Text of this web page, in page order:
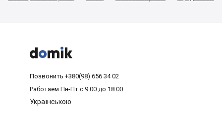



Позвонить +380(98) 656 34 02
Работаем Пн-Пт с 9:00 до 18:00
Українською